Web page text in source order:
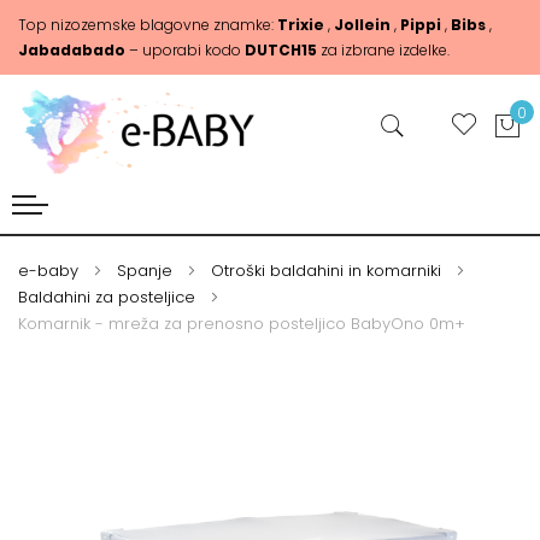
Top nizozemske blagovne znamke: Trixie , Jollein , Pippi, Bibs,
Jabadabado – uporabi kodo DUTCH15 za izbrane izdelke.
0
e-baby Spanje
Otroški baldahini in komarniki
Baldahini za posteljice
Komarnik - mreža za prenosno posteljico BabyOno 0m+